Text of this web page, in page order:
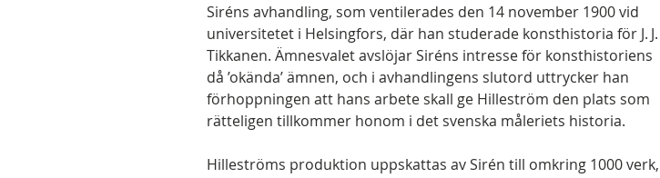
Siréns avhandling, som ventilerades den 14 november 1900 vid
universitetet i Helsingfors, där han studerade konsthistoria för J. J.
Tikkanen. Ämnesvalet avslöjar Siréns intresse för konsthistoriens
då ’okända’ ämnen, och i avhandlingens slutord uttrycker han
förhoppningen att hans arbete skall ge Hilleström den plats som
rätteligen tillkommer honom i det svenska måleriets historia.
Hilleströms produktion uppskattas av Sirén till omkring 1000 verk,